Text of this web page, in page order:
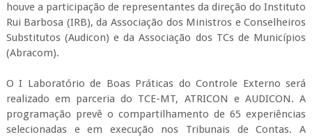
houve a participação de representantes da direção do Instituto
Rui Barbosa (IRB), da Associação dos Ministros e Conselheiros
Substitutos (Audicon) e da Associação dos TCs de Municípios
(Abracom).
O I Laboratório de Boas Práticas do Controle Externo será
realizado em parceria do TCE-MT, ATRICON e AUDICON. A
programação prevê o compartilhamento de 65 experiências
selecionadas e em execução nos Tribunais de Contas. A